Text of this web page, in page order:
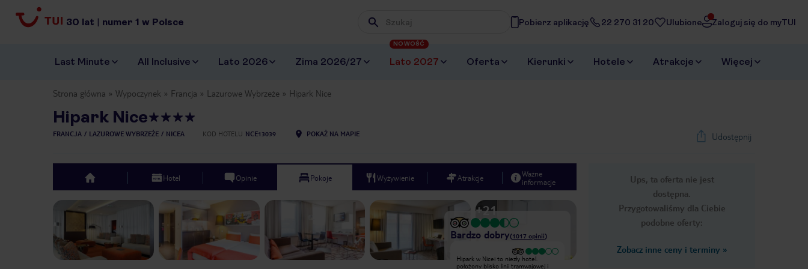
30 lat | numer 1 w Polsce Wpisz frazę, której szukasz
Pobierz aplikację 22 270 31 20 Ulubione Zaloguj się do myTUI
Last Minute All Inclusive Lato 2026 Zima 2026/27 Lato 2027
NOWOŚĆ
Oferta Kierunki Hotele Atrakcje Więcej
Strona główna Wypoczynek Francja Lazurowe Wybrzeże Hipark Nice
Hipark Nice
FRANCJA LAZUROWE WYBRZEŻE NICEA KOD HOTELU NCE13039 POKAŻ NA MAPIE Udostępnij
Ups, ta oferta nie jest
dostępna.
Przygotowaliśmy dla Ciebie
podobne oferty:
Zobacz inne ceny i terminy »
top Hotel Opinie Pokoje Wyżywienie Atrakcje
Ważne
informacje
Previous slide
1/27
+21
Bardzo dobry(1017 opinii)
Bardzo dobry
Bardzo dobry hotel dla rodzin i
Hipark w Nicei to niezły hotel.
położony blisko linii tramwajowej i
Bardzo dobry